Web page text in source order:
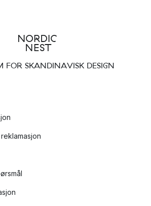
FOR SKANDINAVISK DESIGN